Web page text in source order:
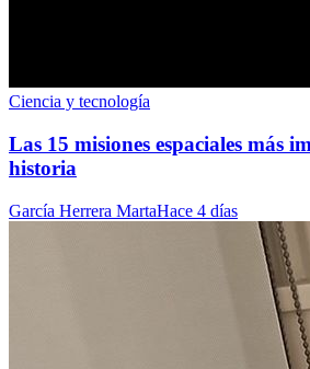
Ciencia y tecnología
Las 15 misiones espaciales más
historia
García Herrera MartaHace 4 días